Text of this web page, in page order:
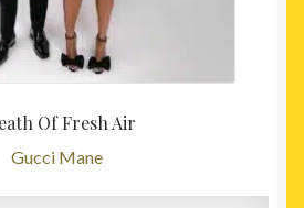
Of Fresh Air
Gucci Mane